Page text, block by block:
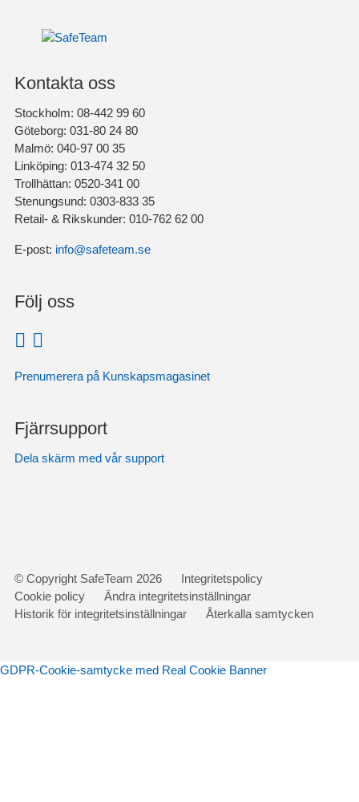
Kontakta oss
Stockholm: 08-442 99 60
Göteborg: 031-80 24 80
Malmö: 040-97 00 35
Linköping: 013-474 32 50
Trollhättan: 0520-341 00
Stenungsund: 0303-833 35
Retail- & Rikskunder: 010-762 62 00
E-post: info@safeteam.se
Följ oss
Prenumerera på Kunskapsmagasinet
Fjärrsupport
Dela skärm med vår support
Gå
vidare
till
© Copyright SafeTeam 2026
Integritetspolicy
Cookie policy
Ändra integritetsinställningar
Historik för integritetsinställningar
Återkalla samtycken
GDPR-Cookie-samtycke med Real Cookie Banner